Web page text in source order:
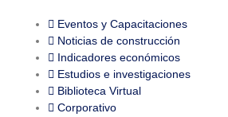
Eventos y Capacitaciones
Noticias de construcción
Indicadores económicos
Estudios e investigaciones
Biblioteca Virtual
Corporativo